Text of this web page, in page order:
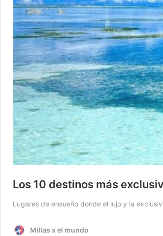
Los 10 destinos más
Lugares de ensueño donde el lujo y la
Millas x el mundo